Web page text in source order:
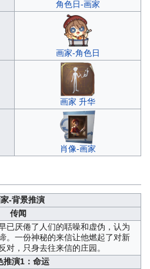
角色日-画家
画家-角色日
画家 升华
肖像-画家
-背景推演
传闻
已厌倦了人们的聒噪和虚伪，认为
。一份神秘的来信让他燃起了对新
对，只身去往来信的庄园。
推演1：命运